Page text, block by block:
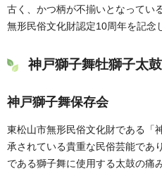
古く、かつ柄が不揃いとなっている
無形民俗文化財認定10周年を記念
神戸獅子舞牡獅子太
神戸獅子舞保存会
東松山市無形民俗文化財である「
承されている貴重な民俗芸能であ
である獅子舞に使用する太鼓の痛